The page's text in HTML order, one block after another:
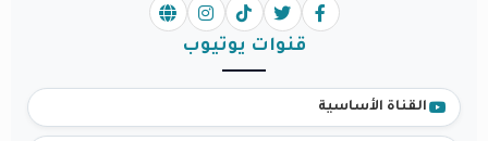
قنوات يوتيوب
القناة الأساسية